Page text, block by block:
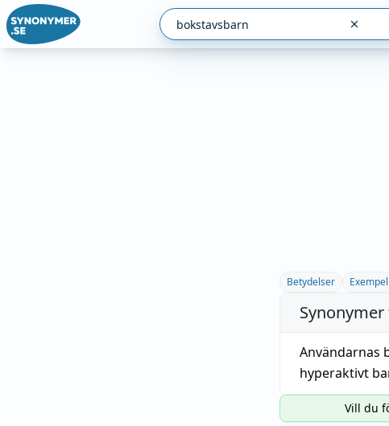
Betydelser Exempel
Synonymer
Användarnas
hyperaktivt
Vill du